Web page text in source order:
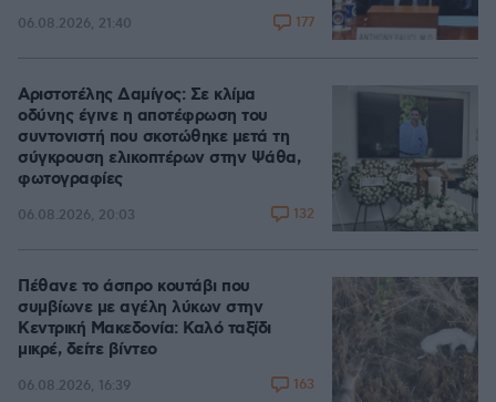
06.08.2026, 21:40 177
Αριστοτέλης Δαμίγος: Σε κλίμα
οδύνης έγινε η αποτέφρωση του
συντονιστή που σκοτώθηκε μετά τη
σύγκρουση ελικοπτέρων στην Ψάθα,
φωτογραφίες
06.08.2026, 20:03 132
Πέθανε το άσπρο κουτάβι που
συμβίωνε με αγέλη λύκων στην
Κεντρική Μακεδονία: Καλό ταξίδι
μικρέ, δείτε βίντεο
06.08.2026, 16:39 163